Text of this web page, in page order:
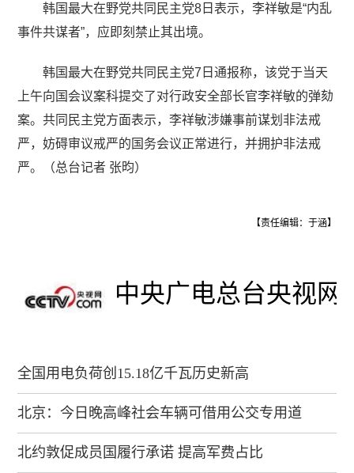
韩国最大在野党共同民主党8日表示，李祥敏是“内乱
事件共谋者”，应即刻禁止其出境。
韩国最大在野党共同民主党7日通报称，该党于当天
上午向国会议案科提交了对行政安全部长官李祥敏的弹劾
案。共同民主党方面表示，李祥敏涉嫌事前谋划非法戒
严，妨碍审议戒严的国务会议正常进行，并拥护非法戒
严。（总台记者 张昀）
【责任编辑：于涵】
中央广电总台央视网
全国用电负荷创15.18亿千瓦历史新高
北京：今日晚高峰社会车辆可借用公交专用道
北约敦促成员国履行承诺 提高军费占比